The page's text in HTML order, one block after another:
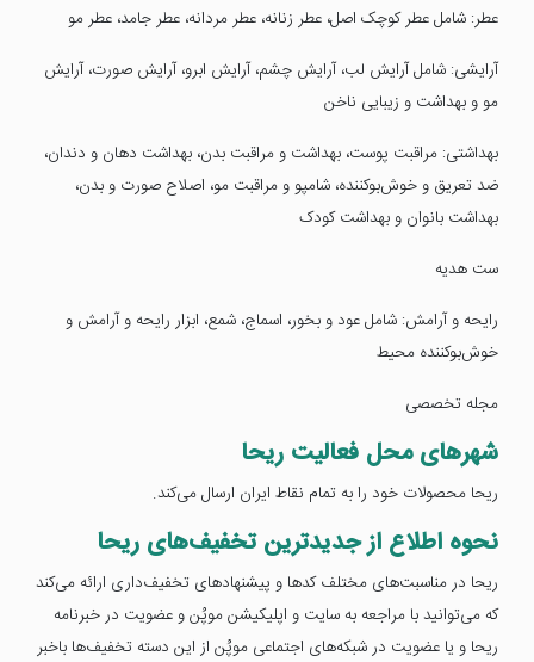
عطر: شامل عطر کوچک اصل، عطر زنانه، عطر مردانه، عطر جامد، عطر مو
آرایشی: شامل آرایش لب، آرایش چشم، آرایش ابرو، آرایش صورت، آرایش
مو و بهداشت و زیبایی ناخن
بهداشتی: مراقبت پوست، بهداشت و مراقبت بدن، بهداشت دهان و دندان،
ضد تعریق و خوش‌بوکننده، شامپو و مراقبت مو، اصلاح صورت و بدن،
بهداشت بانوان و بهداشت کودک
ست هدیه
رایحه و آرامش: شامل عود و بخور، اسماج، شمع، ابزار رایحه و آرامش و
خوش‌بوکننده محیط
مجله تخصصی
شهر‌های محل فعالیت ریحا
ریحا محصولات خود را به تمام نقاط ایران ارسال می‌کند.
نحوه اطلاع از جدیدترین تخفیف‌های ریحا
ریحا در مناسبت‌های مختلف کد‌ها و پیشنهاد‌های تخفیف‌داری ارائه می‌کند
که می‌توانید با مراجعه به سایت و اپلیکیشن موپُن و عضویت در خبرنامه
ریحا و یا عضویت در شبکه‌های اجتماعی موپُن از این دسته تخفیف‌ها باخبر